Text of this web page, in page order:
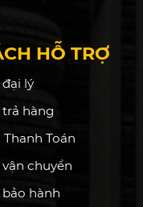
HỖ TRỢ
lý
hàng
Toán
chuyển
hành